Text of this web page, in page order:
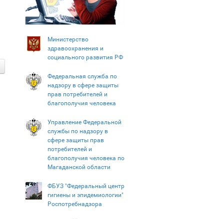
Министерство
здравоохранения и
социального развития РФ
Федеральная служба по
надзору в сфере защиты
прав потребителей и
благополучия человека
Управление Федеральной
службы по надзору в
сфере защиты прав
потребителей и
благополучия человека по
Магаданской области
ФБУЗ "Федеральный центр
гигиены и эпидемиологии"
Роспотребнадзора